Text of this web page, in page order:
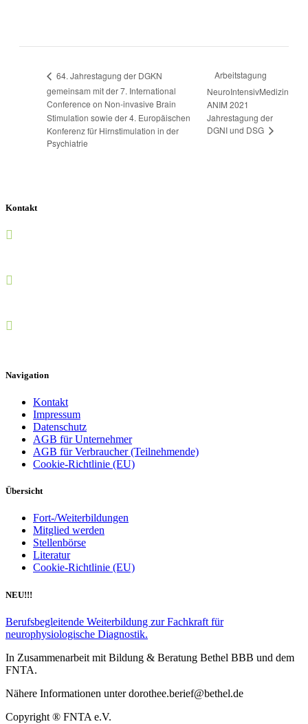
64. Jahrestagung der DGKN
gemeinsam mit der 7. International
Conference on Non-invasive Brain
Stimulation sowie der 4. Europäischen
Konferenz für Hirnstimulation in der
Psychiatrie
Arbeitstagung
NeuroIntensivMedizin
ANIM 2021
Jahrestagung der
DGNI und DSG
Kontakt
Navigation
Kontakt
Impressum
Datenschutz
AGB für Unternehmer
AGB für Verbraucher (Teilnehmende)
Cookie-Richtlinie (EU)
Übersicht
Fort-/Weiterbildungen
Mitglied werden
Stellenbörse
Literatur
Cookie-Richtlinie (EU)
NEU!!!
Berufsbegleitende Weiterbildung zur Fachkraft für
neurophysiologische Diagnostik.
In Zusammenarbeit mit Bildung & Beratung Bethel BBB und dem
FNTA.
Nähere Informationen unter dorothee.berief@bethel.de
Copyright ® FNTA e.V.